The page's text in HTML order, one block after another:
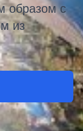
образом с
из